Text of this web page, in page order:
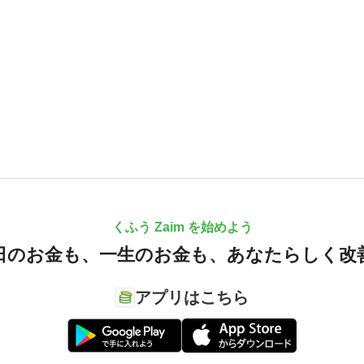
くふう Zaim を始めよう
のお金も、 一生のお金も、 あなたらしく改
アプリはこちら